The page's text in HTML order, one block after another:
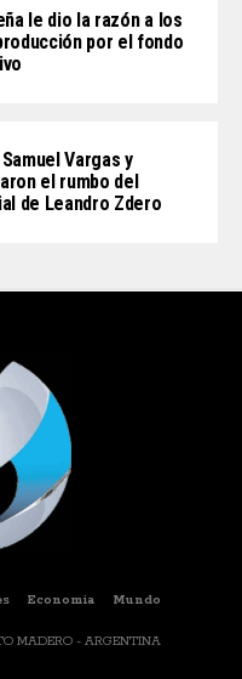
le dio la razón a los
por el fondo
Vargas y
el rumbo del
de Leandro Zdero
Economia Mundo
MADERO - ARGENTINA